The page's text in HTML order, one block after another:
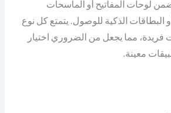
لوحات المفاتيح أو الماسحات
البطاقات الذكية للوصول. يتمتع كل نوع
فريدة، مما يجعل من الضروري اختيار
معينة.